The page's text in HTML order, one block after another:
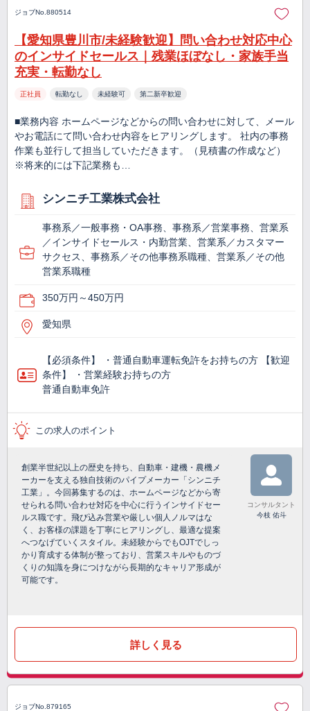
ジョブNo.880514
【愛知県豊川市/未経験歓迎】問い合わせ対応中心
のインサイドセールス｜残業ほぼなし・家族手当
充実・転勤なし
正社員 転勤なし 未経験可 第二新卒歓迎
■業務内容 ホームページなどからの問い合わせに対して、メール
やお電話にて問い合わせ内容をヒアリングします。 社内の事務
作業も並行して担当していただきます。（見積書の作成など）
※将来的には下記業務も…
シンニチ工業株式会社
事務系／一般事務・OA事務、事務系／営業事務、営業系
／インサイドセールス・内勤営業、営業系／カスタマー
サクセス、事務系／その他事務系職種、営業系／その他
営業系職種
350万円～450万円
愛知県
【必須条件】 ・普通自動車運転免許をお持ちの方 【歓迎
条件】 ・営業経験お持ちの方
普通自動車免許
この求人のポイント
創業半世紀以上の歴史を持ち、自動車・建機・農機メ
ーカーを支える独自技術のパイプメーカー「シンニチ
工業」。今回募集するのは、ホームページなどから寄
せられる問い合わせ対応を中心に行うインサイドセー
ルス職です。飛び込み営業や厳しい個人ノルマはな
く、お客様の課題を丁寧にヒアリングし、最適な提案
へつなげていくスタイル。未経験からでもOJTでしっ
かり育成する体制が整っており、営業スキルやものづ
くりの知識を身につけながら長期的なキャリア形成が
可能です。
コンサルタント
今枝 佑斗
詳しく見る
ジョブNo.879165